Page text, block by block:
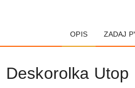
OPIS ZADAJ
Deskorolka Utop